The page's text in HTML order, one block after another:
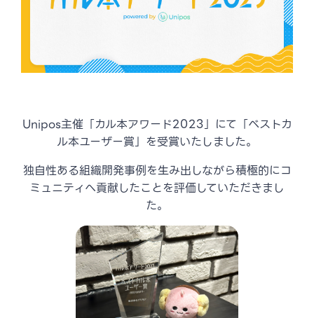
Unipos主催「カル本アワード2023」にて「ベストカ
ル本ユーザー賞」を受賞いたしました。
独自性ある組織開発事例を生み出しながら積極的にコ
ミュニティへ貢献したことを評価していただきまし
た。